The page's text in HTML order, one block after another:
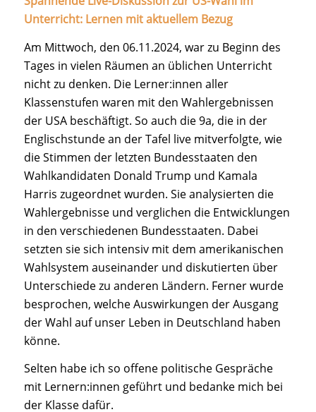
Unterricht: Lernen mit aktuellem Bezug
Am Mittwoch, den 06.11.2024, war zu Beginn des
Tages in vielen Räumen an üblichen Unterricht
nicht zu denken. Die Lerner:innen aller
Klassenstufen waren mit den Wahlergebnissen
der USA beschäftigt. So auch die 9a, die in der
Englischstunde an der Tafel live mitverfolgte, wie
die Stimmen der letzten Bundesstaaten den
Wahlkandidaten Donald Trump und Kamala
Harris zugeordnet wurden. Sie analysierten die
Wahlergebnisse und verglichen die Entwicklungen
in den verschiedenen Bundesstaaten. Dabei
setzten sie sich intensiv mit dem amerikanischen
Wahlsystem auseinander und diskutierten über
Unterschiede zu anderen Ländern. Ferner wurde
besprochen, welche Auswirkungen der Ausgang
der Wahl auf unser Leben in Deutschland haben
könne.
Selten habe ich so offene politische Gespräche
mit Lernern:innen geführt und bedanke mich bei
der Klasse dafür.